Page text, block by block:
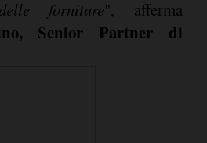
forniture", afferma
Senior Partner di